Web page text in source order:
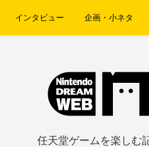
インタビュー 企画・小ネタ
任天堂ゲームを楽しむ